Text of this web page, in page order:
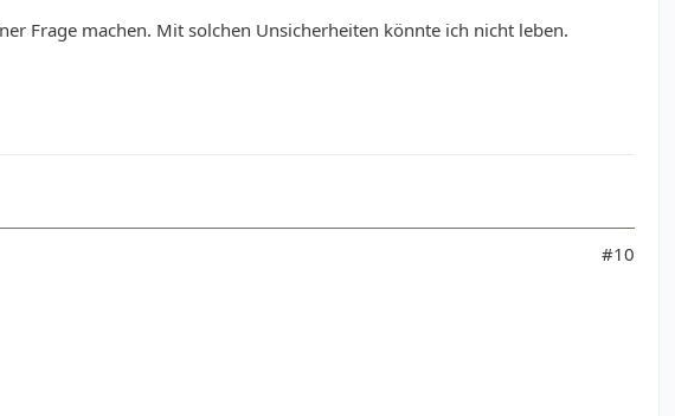
Frage machen. Mit solchen Unsicherheiten könnte ich nicht leben.
#10